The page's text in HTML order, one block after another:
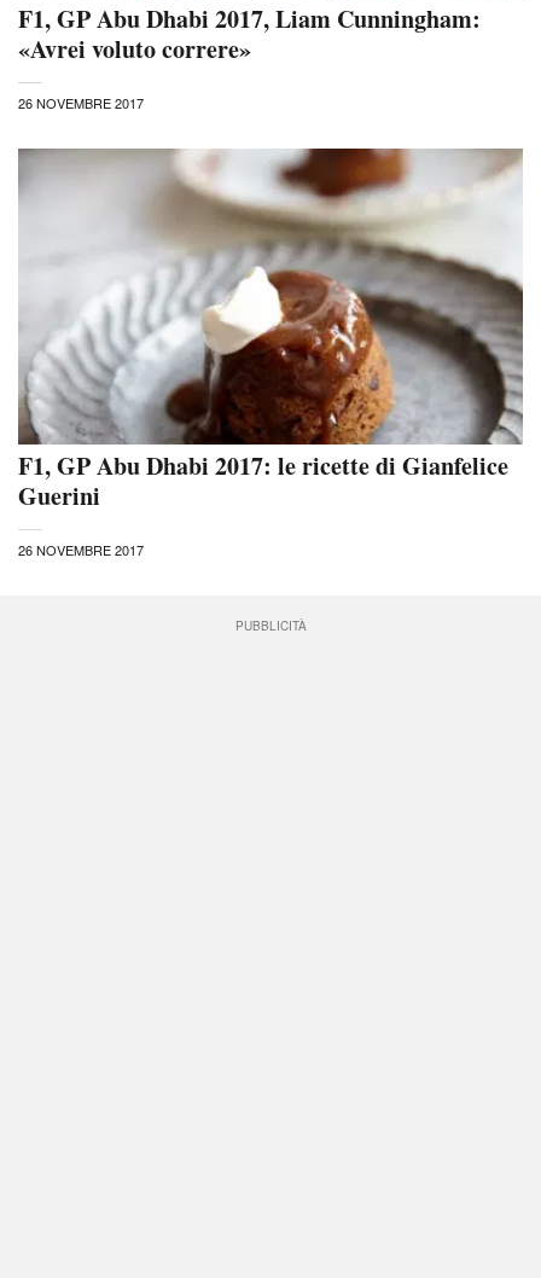
F1, GP Abu Dhabi 2017, Liam Cunningham:
«Avrei voluto correre»
26 NOVEMBRE 2017
F1, GP Abu Dhabi 2017: le ricette di Gianfelice
Guerini
26 NOVEMBRE 2017
PUBBLICITÀ